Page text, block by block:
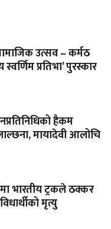
उत्सव – कर्मठ
स्वर्णिम प्रतिभा’ पुरस्कार
हैकम
मायादेवी आलोचि
भारतीय ट्रकले ठक्कर
मृत्यु